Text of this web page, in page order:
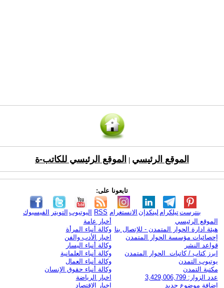
الموقع الرئيسي الموقع الرئيسي للكاتب-ة
تابعونا على:
الفيسبوك التويتر اليوتيوب RSS الانستغرام لينكدإن تيلكرامبنترست
الموقع الرئيسي
هيئة ادارة الحوار المتمدن - للإتصال بنا
إحصائيات مؤسسة الحوار المتمدن
قواعد النشر
ابرز كتاب / كاتبات الحوار المتمدن
يوتيوب التمدن
مكتبة التمدن
عدد الزوار: 3,429,006,799
اضافة موضوع جديد
أخبار عامة
وكالة أنباء المرأة
اخبار الأدب والفن
وكالة أنباء اليسار
وكالة أنباء العلمانية
وكالة أنباء العمال
وكالة أنباء حقوق الإنسان
اخبار الرياضة
اخبار الاقتصاد